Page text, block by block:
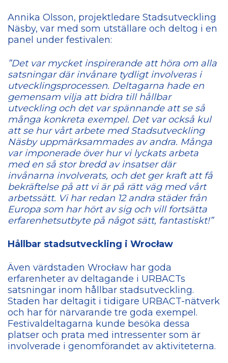
Annika Olsson, projektledare Stadsutveckling
Näsby, var med som utställare och deltog i en
panel under festivalen:
”Det var mycket inspirerande att höra om alla
satsningar där invånare tydligt involveras i
utvecklingsprocessen. Deltagarna hade en
gemensam vilja att bidra till hållbar
utveckling och det var spännande att se så
många konkreta exempel. Det var också kul
att se hur vårt arbete med Stadsutveckling
Näsby uppmärksammades av andra. Många
var imponerade över hur vi lyckats arbeta
med en så stor bredd av insatser där
invånarna involverats, och det ger kraft att få
bekräftelse på att vi är på rätt väg med vårt
arbetssätt. Vi har redan 12 andra städer från
Europa som har hört av sig och vill fortsätta
erfarenhetsutbyte på något sätt, fantastiskt!”
Hållbar stadsutveckling i Wrocław
Även värdstaden Wrocław har goda
erfarenheter av deltagande i URBACTs
satsningar inom hållbar stadsutveckling.
Staden har deltagit i tidigare URBACT-nätverk
och har för närvarande tre goda exempel.
Festivaldeltagarna kunde besöka dessa
platser och prata med intressenter som är
involverade i genomförandet av aktiviteterna.